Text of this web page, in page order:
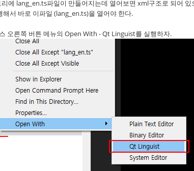
에 lang_en.ts파일이 만들어지는데 열어보면 xml구조로 되어
서 바로 이파일 (lang_en.ts)을 열어야 한다.
오른쪽 버튼 메뉴의 Open With - Qt Linguist를 실행하자.